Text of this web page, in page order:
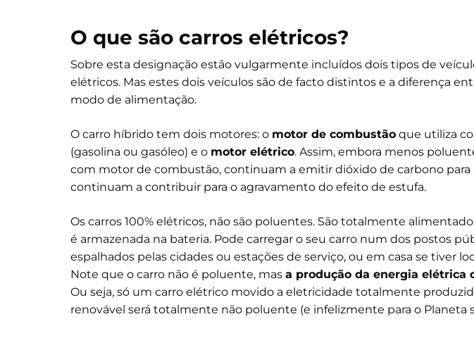
O que são carros elétricos?
Sobre esta designação estão vulgarmente incluídos dois tipos de
elétricos. Mas estes dois veículos são de facto distintos e a diferença
modo de alimentação.
O carro híbrido tem dois motores: o motor de combustão que utiliza
(gasolina ou gasóleo) e o motor elétrico. Assim, embora menos
com motor de combustão, continuam a emitir dióxido de carbono para
continuam a contribuir para o agravamento do efeito de estufa.
Os carros 100% elétricos, não são poluentes. São totalmente
é armazenada na bateria. Pode carregar o seu carro num dos postos
espalhados pelas cidades ou estações de serviço, ou em casa se tiver
Note que o carro não é poluente, mas a produção da energia elétrica
Ou seja, só um carro elétrico movido a eletricidade totalmente
renovável será totalmente não poluente (e infelizmente para o Planeta